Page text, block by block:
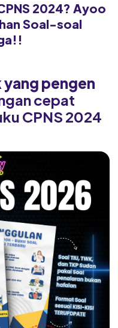
2024? Ayoo
Soal-soal
pengen
cepat
CPNS 2024